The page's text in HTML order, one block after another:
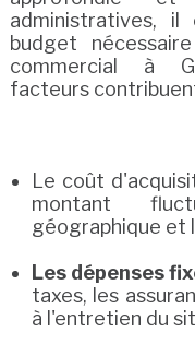
administratives, il
budget
commercial à
facteurs
Le coût
montant
géographique et
Les dépenses
taxes, les
à l'entretien du